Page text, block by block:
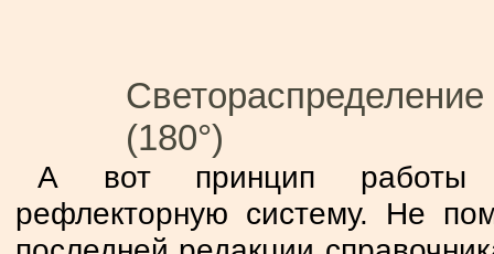
(180°)
А вот принцип работы
рефлекторную систему. Не